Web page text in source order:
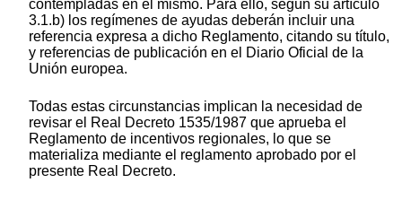
contempladas en el mismo. Para ello, según su artículo
3.1.b) los regímenes de ayudas deberán incluir una
referencia expresa a dicho Reglamento, citando su título,
y referencias de publicación en el Diario Oficial de la
Unión europea.
Todas estas circunstancias implican la necesidad de
revisar el Real Decreto 1535/1987 que aprueba el
Reglamento de incentivos regionales, lo que se
materializa mediante el reglamento aprobado por el
presente Real Decreto.